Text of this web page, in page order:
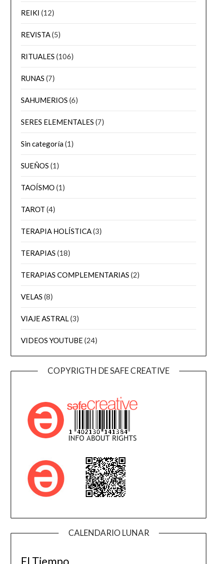
REIKI (12)
REVISTA(5)
RITUALES (106)
RUNAS (7)
SAHUMERIOS (6)
SERES ELEMENTALES (7)
Sin categoría(1)
SUEÑOS (1)
TAOÍSMO (1)
TAROT (4)
TERAPIA HOLÍSTICA(3)
TERAPIAS (18)
TERAPIAS COMPLEMENTARIAS (2)
VELAS (8)
VIAJE ASTRAL(3)
VIDEOS YOUTUBE(24)
COPYRIGTH DE SAFE CREATIVE
CALENDARIO LUNAR
El Tiempo